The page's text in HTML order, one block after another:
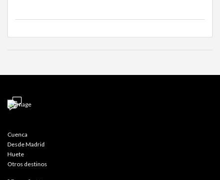
Cuenca
Desde Madrid
Huete
Otros destinos